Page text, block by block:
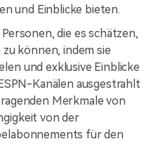
und Einblicke bieten.
die es schätzen,
können, indem sie
und exklusive Einblicke
Kanälen ausgestrahlt
Merkmale von
von der
für den